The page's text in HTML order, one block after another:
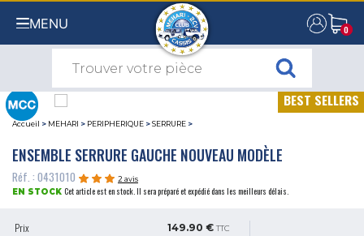
MENU 0
0
BEST SELLERS
Accueil > MEHARI > PERIPHERIQUE >SERRURE >
ENSEMBLE SERRURE GAUCHE NOUVEAU MODÈLE
Réf. : 0431010
2 avis
EN STOCK Cet article est en stock. Il sera préparé et expédié dans les meilleurs délais.
Prix 149.90 € TTC